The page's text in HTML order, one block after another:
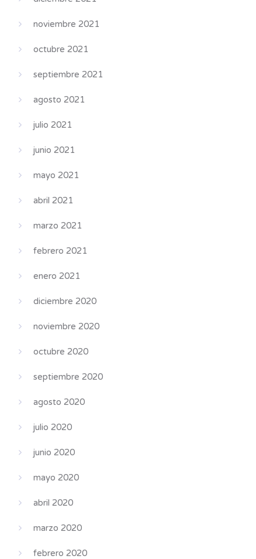
noviembre 2021
octubre 2021
septiembre 2021
agosto 2021
julio 2021
junio 2021
mayo 2021
abril 2021
marzo 2021
febrero 2021
enero 2021
diciembre 2020
noviembre 2020
octubre 2020
septiembre 2020
agosto 2020
julio 2020
junio 2020
mayo 2020
abril 2020
marzo 2020
febrero 2020